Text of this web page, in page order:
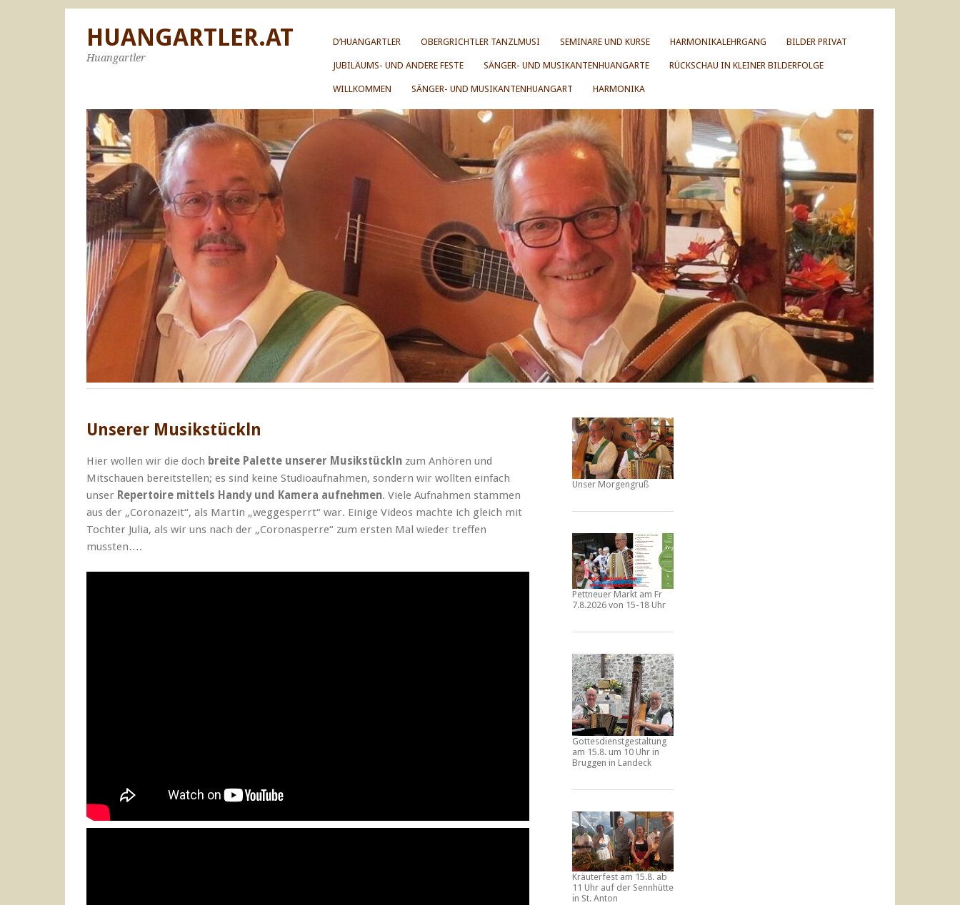
D’HUANGARTLER OBERGRICHTLER TANZLMUSI SEMINARE UND KURSE HARMONIKALEHRGANG BILDER PRIVAT
JUBILÄUMS- UND ANDERE FESTE SÄNGER- UND MUSIKANTENHUANGARTE RÜCKSCHAU IN KLEINER BILDERFOLGE
WILLKOMMEN SÄNGER- UND MUSIKANTENHUANGART HARMONIKA
HUANGARTLER.AT
Huangartler
Unserer Musikstückln
Hier wollen wir die doch breite Palette unserer Musikstückln zum Anhören und
Mitschauen bereitstellen; es sind keine Studioaufnahmen, sondern wir wollten einfach
unser Repertoire mittels Handy und Kamera aufnehmen. Viele Aufnahmen stammen
aus der „Coronazeit“, als Martin „weggesperrt“ war. Einige Videos machte ich gleich mit
Tochter Julia, als wir uns nach der „Coronasperre“ zum ersten Mal wieder treffen
mussten….
Unser Morgengruß
Pettneuer Markt am Fr
7.8.2026 von 15-18 Uhr
Gottesdienstgestaltung
am 15.8. um 10 Uhr in
Bruggen in Landeck
Kräuterfest am 15.8. ab
11 Uhrauf der Sennhütte
in St. Anton